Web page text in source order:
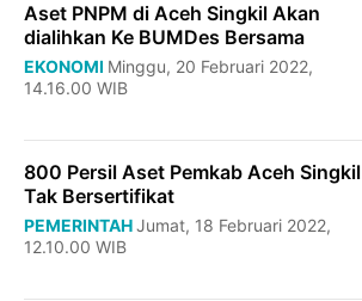
Aset PNPM di Aceh Singkil Akan
dialihkan Ke BUMDes Bersama
EKONOMI Minggu, 20 Februari 2022,
14.16.00 WIB
800 Persil Aset Pemkab Aceh Singkil
Tak Bersertifikat
PEMERINTAHJumat, 18 Februari 2022,
12.10.00 WIB